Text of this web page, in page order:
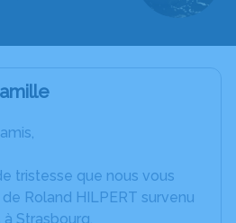
tristesse que nous vous
Roland HILPERT survenu
Strasbourg.